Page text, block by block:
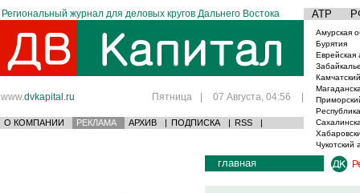
Региональный журнал для деловых кругов Дальнего Востока АТР
www.dvkapital.ru Пятница | 07 Августа, 04:56 |
О КОМПАНИИ РЕКЛАМА АРХИВ | ПОДПИСКА | RSS |
Амурская
Бурятия
Еврейская
Чукотский
главная